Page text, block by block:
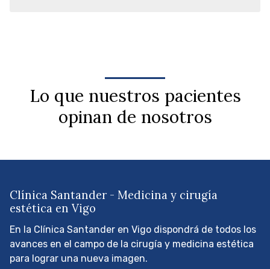
Lo que nuestros pacientes
opinan de nosotros
Clínica Santander - Medicina y cirugía
estética en Vigo
En la Clínica Santander en Vigo dispondrá de todos los
avances en el campo de la cirugía y medicina estética
para lograr una nueva imagen.